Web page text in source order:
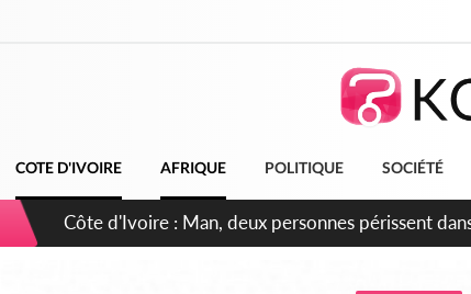
COTE D'IVOIRE AFRIQUE POLITIQUE SOCIÉTÉ
Côte d'Ivoire : Séileu, la célébration de la fête